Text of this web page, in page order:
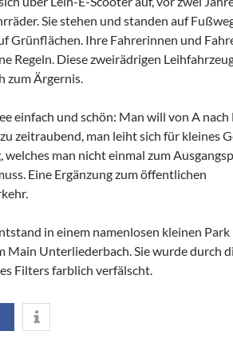
Sie stehen und standen auf
Grünflächen. Ihre Fahrerinnen und
Regeln. Diese zweirädrigen
zum Ärgernis.
einfach und schön: Man will von A nach
zeitraubend, man leiht sich für kleines
welches man nicht einmal zum
Eine Ergänzung zum öffentlichen
in einem namenlosen kleinen Park
Main Unterliederbach. Sie wurde durch
Filters farblich verfälscht.